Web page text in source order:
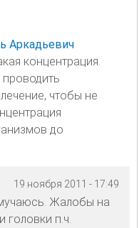
Аркадьевич
концентрация.
чтобы не
до
19 ноября 2011 - 17:49
Жалобы на
головки п.ч.